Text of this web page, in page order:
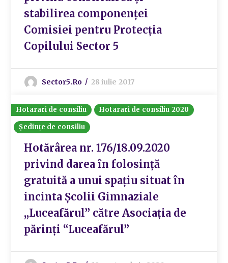
stabilirea componenței
Comisiei pentru Protecția
Copilului Sector 5
Sector5.ro 28 iulie 2017
Hotarari de consiliu
Hotarari de consiliu 2020
Ședințe de consiliu
Hotărârea nr. 176/18.09.2020
privind darea în folosință
gratuită a unui spațiu situat în
incinta Școlii Gimnaziale
,,Luceafărul’’ către Asociația de
părinți “Luceafărul”